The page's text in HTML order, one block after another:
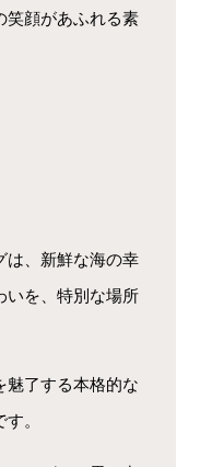
笑顔があふれる素
は、新鮮な海の幸
いを、特別な場所
魅了する本格的な
。